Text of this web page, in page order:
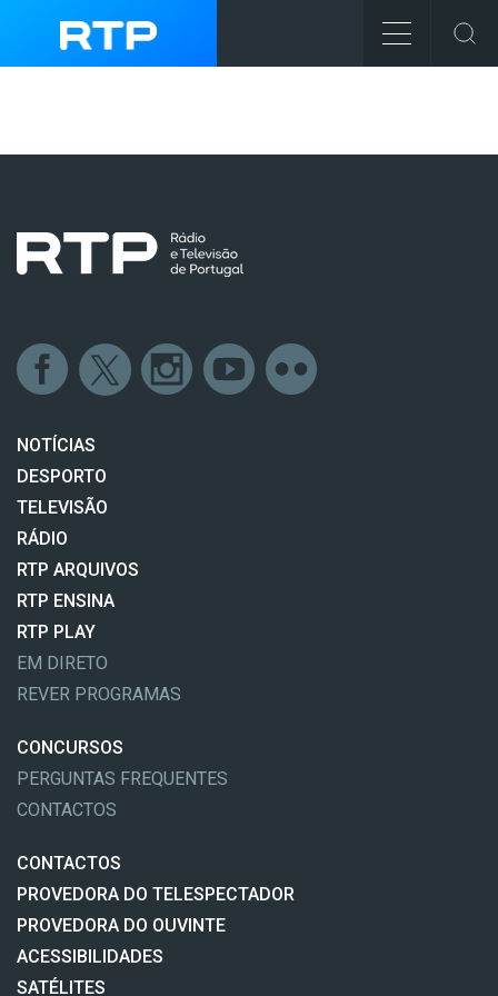
NOTÍCIAS
DESPORTO
TELEVISÃO
RÁDIO
RTP ARQUIVOS
RTP ENSINA
RTP PLAY
EM DIRETO
REVER PROGRAMAS
CONCURSOS
PERGUNTAS FREQUENTES
CONTACTOS
CONTACTOS
PROVEDORA DO TELESPECTADOR
PROVEDORA DO OUVINTE
ACESSIBILIDADES
SATÉLITES